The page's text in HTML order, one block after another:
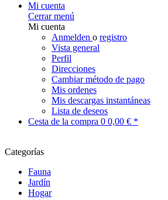
Mi cuenta
Cerrar menú
Mi cuenta
Anmelden o registro
Vista general
Perfil
Direcciones
Cambiar método de pago
Mis ordenes
Mis descargas instantáneas
Lista de deseos
Cesta de la compra 0 0,00 € *
Categorías
Fauna
Jardín
Hogar